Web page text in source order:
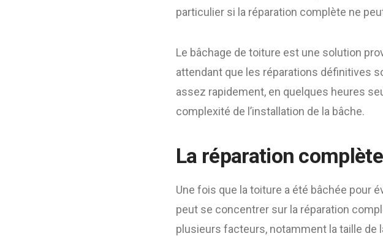
particulier si la réparation complète ne
Le bâchage de toiture est une solution
attendant que les réparations définitives
assez rapidement, en quelques heures
complexité de l’installation de la bâche.
La réparation complète
Une fois que la toiture a été bâchée pour
peut se concentrer sur la réparation
plusieurs facteurs, notamment la taille de